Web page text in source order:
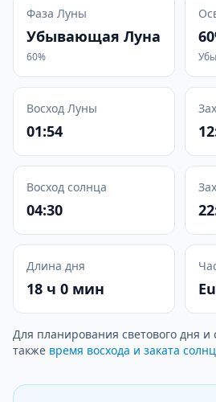
Фаза Луны
Убывающая Луна
60%
Восход Луны
01:54
Восход солнца
04:30
Длина дня
18 ч 0 мин
Для планирования светового дня и
также время восхода и заката